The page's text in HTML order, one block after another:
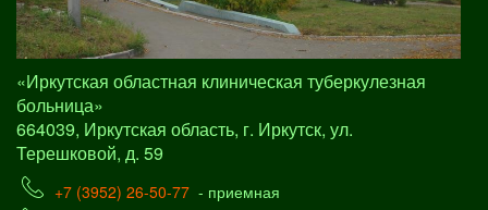
«Иркутская областная клиническая туберкулезная
больница»
664039, Иркутская область, г. Иркутск, ул.
Терешковой, д. 59
+7 (3952) 26-50-77 - приемная